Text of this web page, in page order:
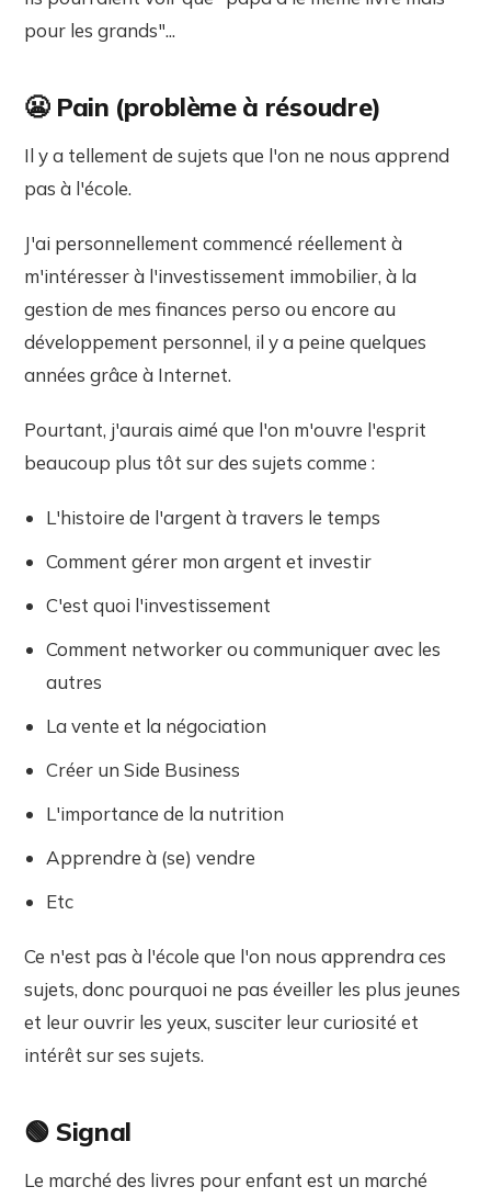
pour les grands"...
😬 Pain (problème à résoudre)
Il y a tellement de sujets que l'on ne nous apprend
pas à l'école.
J'ai personnellement commencé réellement à
m'intéresser à l'investissement immobilier, à la
gestion de mes finances perso ou encore au
développement personnel, il y a peine quelques
années grâce à Internet.
Pourtant, j'aurais aimé que l'on m'ouvre l'esprit
beaucoup plus tôt sur des sujets comme :
L'histoire de l'argent à travers le temps
Comment gérer mon argent et investir
C'est quoi l'investissement
Comment networker ou communiquer avec les
autres
La vente et la négociation
Créer un Side Business
L'importance de la nutrition
Apprendre à (se) vendre
Etc
Ce n'est pas à l'école que l'on nous apprendra ces
sujets, donc pourquoi ne pas éveiller les plus jeunes
et leur ouvrir les yeux, susciter leur curiosité et
intérêt sur ses sujets.
🟢 Signal
Le marché des livres pour enfant est un marché